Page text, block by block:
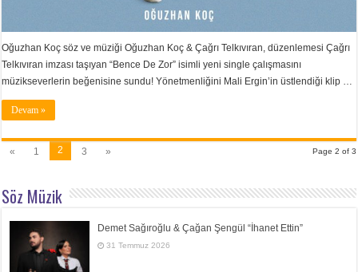
Oğuzhan Koç söz ve müziği Oğuzhan Koç & Çağrı Telkıvıran, düzenlemesi Çağrı
Telkıvıran imzası taşıyan “Bence De Zor” isimli yeni single çalışmasını
müzikseverlerin beğenisine sundu! Yönetmenliğini Mali Ergin’in üstlendiği klip …
Devam »
Page 2 of 3
« 1 2 3 »
Söz Müzik
Demet Sağıroğlu & Çağan Şengül “İhanet Ettin”
31 Temmuz 2026